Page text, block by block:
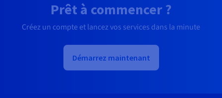
Prêt à commencer ?
Créez un compte et lancez vos services dans la minute
Démarrez maintenant